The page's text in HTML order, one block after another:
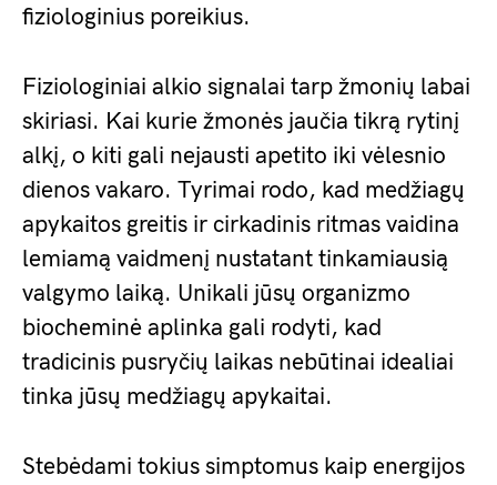
fiziologinius poreikius.
Fiziologiniai alkio signalai tarp žmonių labai
skiriasi. Kai kurie žmonės jaučia tikrą rytinį
alkį, o kiti gali nejausti apetito iki vėlesnio
dienos vakaro. Tyrimai rodo, kad medžiagų
apykaitos greitis ir cirkadinis ritmas vaidina
lemiamą vaidmenį nustatant tinkamiausią
valgymo laiką. Unikali jūsų organizmo
biocheminė aplinka gali rodyti, kad
tradicinis pusryčių laikas nebūtinai idealiai
tinka jūsų medžiagų apykaitai.
Stebėdami tokius simptomus kaip energijos